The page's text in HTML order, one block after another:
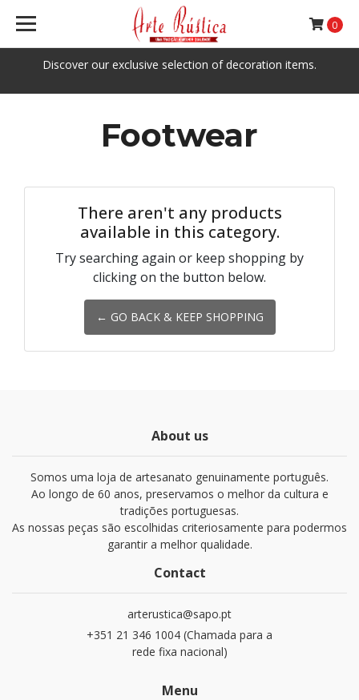
Discover our exclusive selection of decoration items.
0
Footwear
There aren't any products
available in this category.
Try searching again or keep shopping by
clicking on the button below.
← GO BACK & KEEP SHOPPING
About us
Somos uma loja de artesanato genuinamente português.
Ao longo de 60 anos, preservamos o melhor da cultura e
tradições portuguesas.
As nossas peças são escolhidas criteriosamente para podermos
garantir a melhor qualidade.
Contact
arterustica@sapo.pt
+351 21 346 1004 (Chamada para a
rede fixa nacional)
Menu